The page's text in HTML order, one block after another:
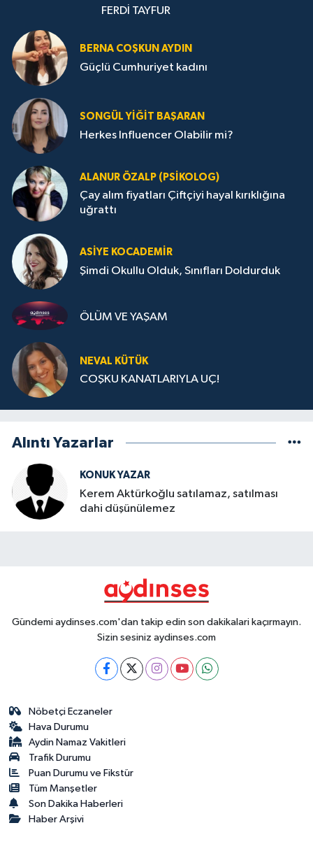
FERDİ TAYFUR
BERNA COŞKUN AYDIN
Güçlü Cumhuriyet kadını
SONGÜL YIĞIT BAŞARAN
Herkes Influencer Olabilir mi?
ALANUR ÖZALP (PSIKOLOG)
Çay alım fiyatları Çiftçiyi hayal kırıklığına
uğrattı
ASIYE KOCADEMİR
Şimdi Okullu Olduk, Sınıfları Doldurduk
ÖLÜM VE YAŞAM
NEVAL KÜTÜK
COŞKU KANATLARIYLA UÇ!
Alıntı Yazarlar
KONUK YAZAR
Kerem Aktürkoğlu satılamaz, satılması
dahi düşünülemez
Gündemi aydinses.com'dan takip edin son dakikalari kaçırmayın.
Sizin sesiniz aydinses.com
Nöbetçi Eczaneler
Hava Durumu
Aydin Namaz Vakitleri
Trafik Durumu
Puan Durumu ve Fikstür
Tüm Manşetler
Son Dakika Haberleri
Haber Arşivi